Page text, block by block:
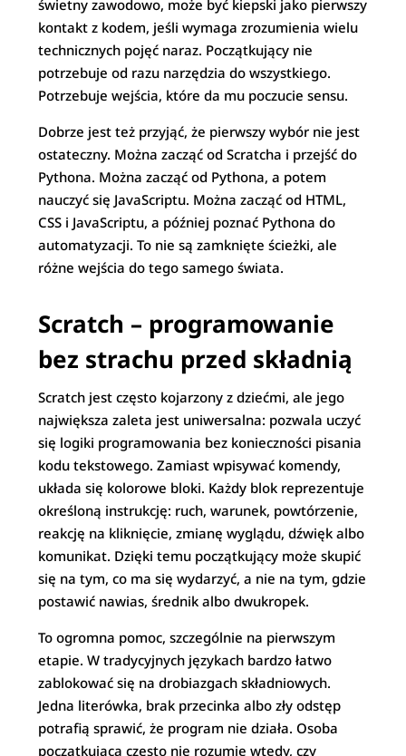
świetny zawodowo, może być kiepski jako pierwszy
kontakt z kodem, jeśli wymaga zrozumienia wielu
technicznych pojęć naraz. Początkujący nie
potrzebuje od razu narzędzia do wszystkiego.
Potrzebuje wejścia, które da mu poczucie sensu.
Dobrze jest też przyjąć, że pierwszy wybór nie jest
ostateczny. Można zacząć od Scratcha i przejść do
Pythona. Można zacząć od Pythona, a potem
nauczyć się JavaScriptu. Można zacząć od HTML,
CSS i JavaScriptu, a później poznać Pythona do
automatyzacji. To nie są zamknięte ścieżki, ale
różne wejścia do tego samego świata.
Scratch – programowanie
bez strachu przed składnią
Scratch jest często kojarzony z dziećmi, ale jego
największa zaleta jest uniwersalna: pozwala uczyć
się logiki programowania bez konieczności pisania
kodu tekstowego. Zamiast wpisywać komendy,
układa się kolorowe bloki. Każdy blok reprezentuje
określoną instrukcję: ruch, warunek, powtórzenie,
reakcję na kliknięcie, zmianę wyglądu, dźwięk albo
komunikat. Dzięki temu początkujący może skupić
się na tym, co ma się wydarzyć, a nie na tym, gdzie
postawić nawias, średnik albo dwukropek.
To ogromna pomoc, szczególnie na pierwszym
etapie. W tradycyjnych językach bardzo łatwo
zablokować się na drobiazgach składniowych.
Jedna literówka, brak przecinka albo zły odstęp
potrafią sprawić, że program nie działa. Osoba
początkująca często nie rozumie wtedy, czy